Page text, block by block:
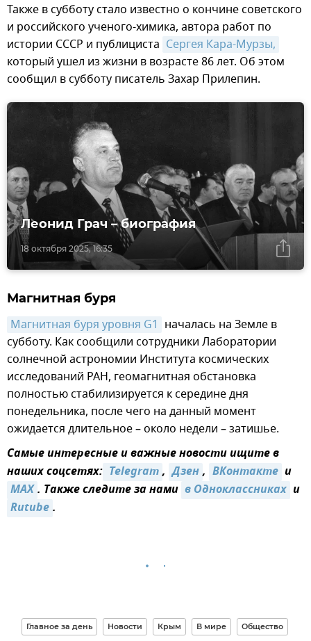
Также в субботу стало известно о кончине советского
и российского ученого-химика, автора работ по
истории СССР и публициста Сергея Кара-Мурзы,
который ушел из жизни в возрасте 86 лет. Об этом
сообщил в субботу писатель Захар Прилепин.
18 октября 2025, 16:35
Леонид Грач – биография
Магнитная буря
Магнитная буря уровня G1 началась на Земле в
субботу. Как сообщили сотрудники Лаборатории
солнечной астрономии Института космических
исследований РАН, геомагнитная обстановка
полностью стабилизируется к середине дня
понедельника, после чего на данный момент
ожидается длительное – около недели – затишье.
Самые интересные и важные новости ищите в
наших соцсетях: Telegram, Дзен, ВКонтакте и
MAX. Также следите за нами в Одноклассниках и
Rutube.
Главное за день Новости Крым В мире Общество